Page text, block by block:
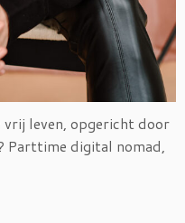
leven, opgericht door
Parttime digital nomad,